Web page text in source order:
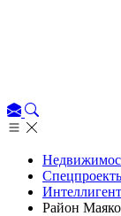
Район